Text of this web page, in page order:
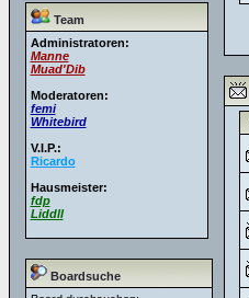
Team
Administratoren:
Manne
Muad'Dib
Moderatoren:
femi
Whitebird
V.I.P.:
Ricardo
Hausmeister:
fdp
Liddll
Boardsuche